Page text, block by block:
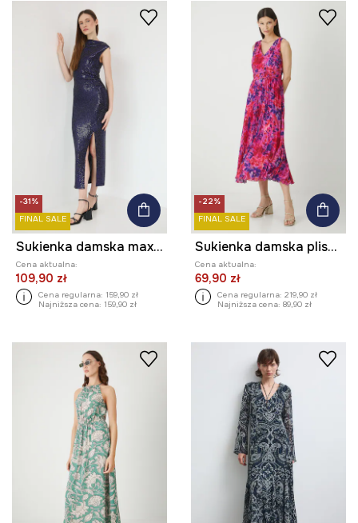
-31%
FINAL SALE
Sukienka damska maxi z cekinami
Cena aktualna:
109,90 zł
Cena regularna: 159,90 zł
Najniższa cena: 159,90 zł
-22%
FINAL SALE
Sukienka damska plisowana wzorzysta
Cena aktualna:
69,90 zł
Cena regularna: 219,90 zł
Najniższa cena: 89,90 zł